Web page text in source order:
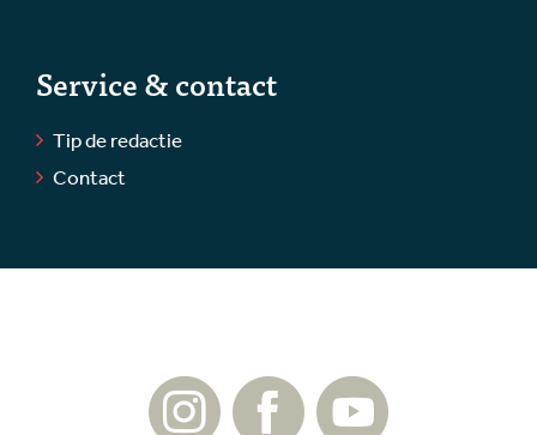
Service & contact
Tip de redactie
Contact